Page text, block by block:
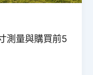
測量與購買前5